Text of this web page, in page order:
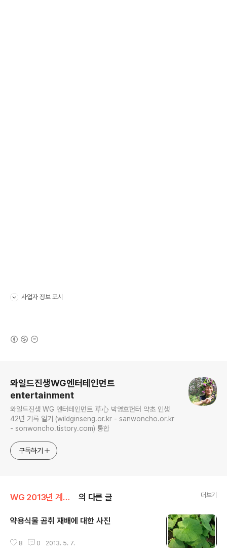
사업자 정보 표시
와일드진생WG엔터테인먼트
entertainment
와일드진생 WG 엔터테인먼트 草心 박영호헌터 약초 인생
42년 기록 일기 (wildginseng.or.kr - sanwoncho.or.kr
- sonwoncho.tistory.com) 통합
구독하기
WG 2013년 계사년 기록 의 다른 글 더보기
약용식물 곰취 재배에 대한 사진
8 0 2013. 5. 7.